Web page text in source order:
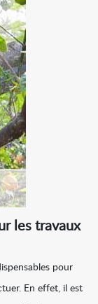
les travaux
pour
En effet, il est